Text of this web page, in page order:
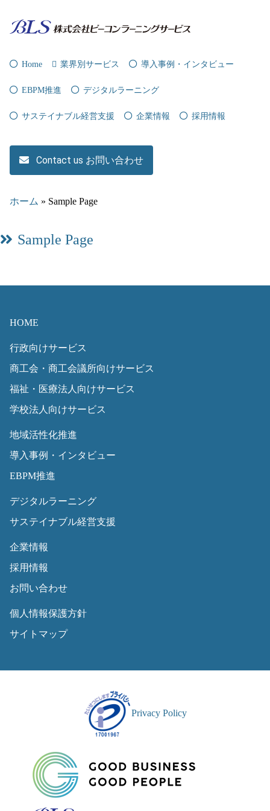
Home 業界別サービス 導入事例・インタビュー
EBPM推進 デジタルラーニング
サステイナブル経営支援 企業情報 採用情報
Contact us お問い合わせ
ホーム » Sample Page
Sample Page
HOME
行政向けサービス
商工会・商工会議所向けサービス
福祉・医療法人向けサービス
学校法人向けサービス
地域活性化推進
導入事例・インタビュー
EBPM推進
デジタルラーニング
サステイナブル経営支援
企業情報
採用情報
お問い合わせ
個人情報保護方針
サイトマップ
Privacy Policy